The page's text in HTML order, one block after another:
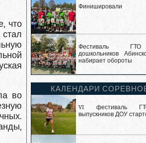
что
во
Финишировали
Фестиваль
дошкольников
набирает обороты
КАЛЕНДАРИ
VI фестиваль
выпускников ДОУ